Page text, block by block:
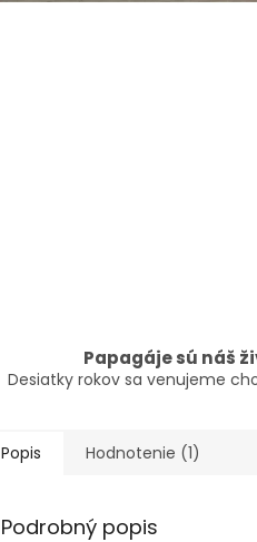
Papagáje sú náš
Desiatky rokov sa venujeme
Popis Hodnotenie (1)
Podrobný popis